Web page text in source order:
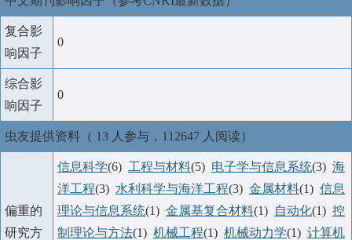
复合影
响因子
0
综合影
响因子
0
虫友提供资料（ 13 人参与，112647 人阅读）
偏重的
研究方
信息科学(6) 工程与材料(5) 电子学与信息系统(3) 海
洋工程(3) 水利科学与海洋工程(3) 金属材料(1) 信息
理论与信息系统(1) 金属基复合材料(1) 自动化(1) 控
制理论与方法(1) 机械工程(1) 机械动力学(1) 计算机